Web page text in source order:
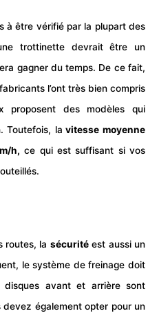
à être vérifié par la plupart des
trottinette devrait être un
gagner du temps. De ce fait,
l’ont très bien compris
proposent des modèles qui
Toutefois, la vitesse moyenne
h, ce qui est suffisant si vos
routes, la sécuritéest aussi un
le système de freinage doit
avant et arrière sont
également opter pour un